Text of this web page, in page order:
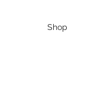
Shop